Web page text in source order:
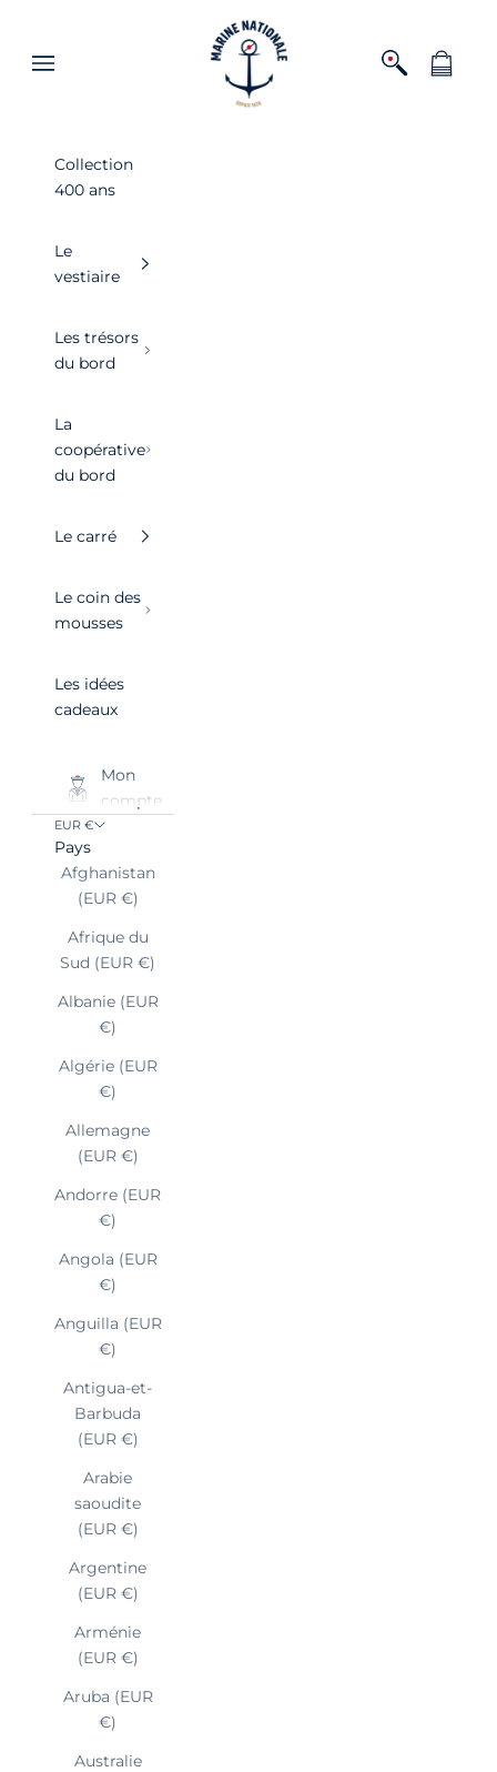
Boutique officielle de la Marine
Ouvrir la navigation
Ouvrir laVoir le
Collection
400 ans
Le
vestiaire
Les trésors
du bord
La
coopérative
du bord
Le carré
Le coin des
mousses
Les idées
cadeaux
Mon
compte
EUR €
Pays
Afghanistan
(EUR €)
Afrique du
Sud (EUR €)
Albanie (EUR
€)
Algérie (EUR
€)
Allemagne
(EUR €)
Andorre (EUR
€)
Angola (EUR
€)
Anguilla (EUR
€)
Antigua-et-
Barbuda
(EUR €)
Arabie
saoudite
(EUR €)
Argentine
(EUR €)
Arménie
(EUR €)
Aruba (EUR
€)
Australie